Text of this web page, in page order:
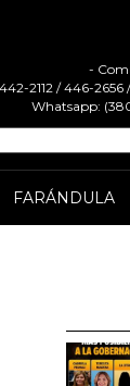
-
2112 / 446-
Whatsapp:
FARÁNDULA